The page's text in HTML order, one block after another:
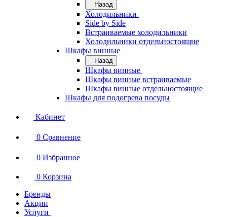
Назад
Холодильники
Side by Side
Встраиваемые холодильники
Холодильники отдельностоящие
Шкафы винные
Назад
Шкафы винные
Шкафы винные встраиваемые
Шкафы винные отдельностоящие
Шкафы для подогрева посуды
Кабинет
0 Сравнение
0 Избранное
0 Корзина
Бренды
Акции
Услуги